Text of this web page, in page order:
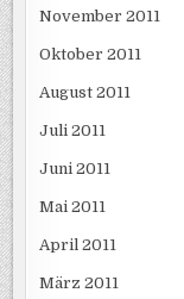
November 2011
Oktober 2011
August 2011
Juli 2011
Juni 2011
Mai 2011
April 2011
März 2011